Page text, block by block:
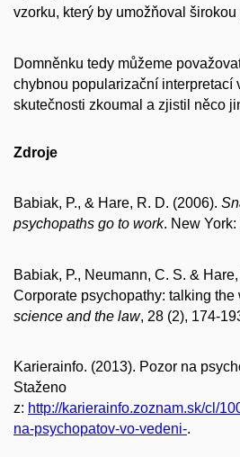
vzorku, který by umožňoval
Domněnku tedy můžeme
chybnou popularizační interpretací
skutečnosti zkoumal a zjistil něco
Babiak, P., & Hare, R. D. (2006).
psychopaths go to work. New
Babiak, P., Neumann, C. S. &
Corporate psychopathy: talking the
science and the law, 28 (2), 174-
Karierainfo. (2013). Pozor na
Staženo
z: http://karierainfo.zoznam.sk/cl/
na-psychopatov-vo-vedeni-.